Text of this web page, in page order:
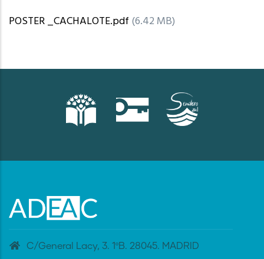
POSTER _CACHALOTE.pdf (6.42 MB)
C/General Lacy, 3. 1ºB. 28045. MADRID